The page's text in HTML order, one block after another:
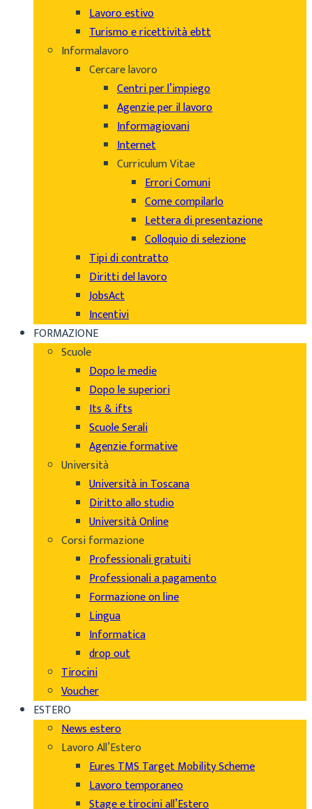
Lavoro estivo
Turismo e ricettività ebtt
Informalavoro
Cercare lavoro
Centri per l’impiego
Agenzie per il lavoro
Informagiovani
Internet
Curriculum Vitae
Errori Comuni
Come compilarlo
Lettera di presentazione
Colloquio di selezione
Tipi di contratto
Diritti del lavoro
JobsAct
Incentivi
FORMAZIONE
Scuole
Dopo le medie
Dopo le superiori
Its & ifts
Scuole Serali
Agenzie formative
Università
Università in Toscana
Diritto allo studio
Università Online
Corsi formazione
Professionali gratuiti
Professionali a pagamento
Formazione on line
Lingua
Informatica
drop out
Tirocini
Voucher
ESTERO
News estero
Lavoro All’Estero
Eures TMS Target Mobility Scheme
Lavoro temporaneo
Stage e tirocini all’Estero